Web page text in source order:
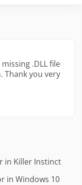
.DLL file
Thank you very
in Killer Instinct
in Windows 10